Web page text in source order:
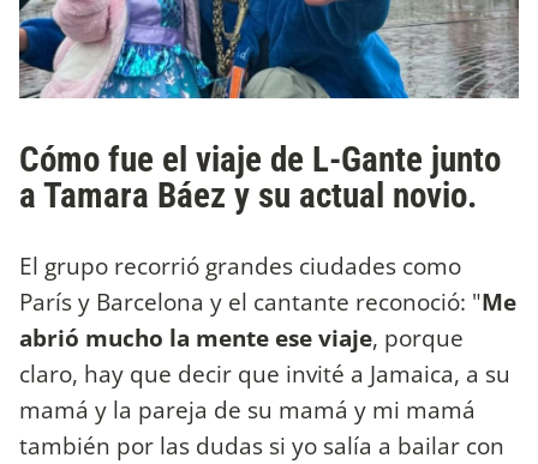
Cómo fue el viaje de L-Gante junto
a Tamara Báez y su actual novio.
El grupo recorrió grandes ciudades como
París y Barcelona y el cantante reconoció: "Me
abrió mucho la mente ese viaje, porque
claro, hay que decir que invité a Jamaica, a su
mamá y la pareja de su mamá y mi mamá
también por las dudas si yo salía a bailar con